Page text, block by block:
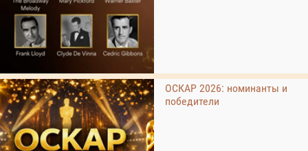
ОСКАР 2026: номинанты и
победители